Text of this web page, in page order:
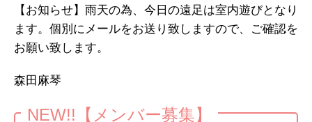
【お知らせ】雨天の為、今日の遠足は室内遊びとなり
ます。個別にメールをお送り致しますので、ご確認を
お願い致します。
森田麻琴
NEW!!【メンバー募集】